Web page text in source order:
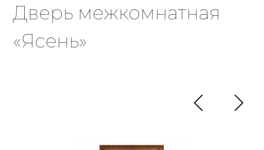
Дверь межкомнатная
«Ясень»